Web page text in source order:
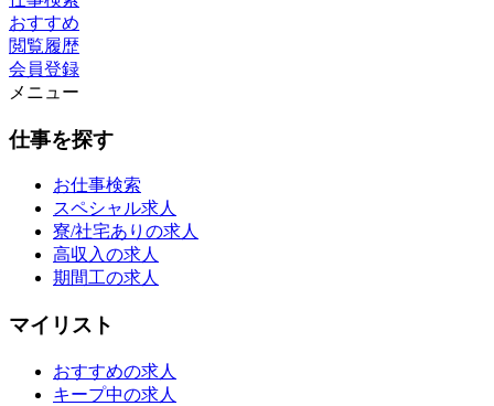
おすすめ
閲覧履歴
会員登録
メニュー
仕事を探す
お仕事検索
スペシャル求人
寮/社宅ありの求人
高収入の求人
期間工の求人
マイリスト
おすすめの求人
キープ中の求人